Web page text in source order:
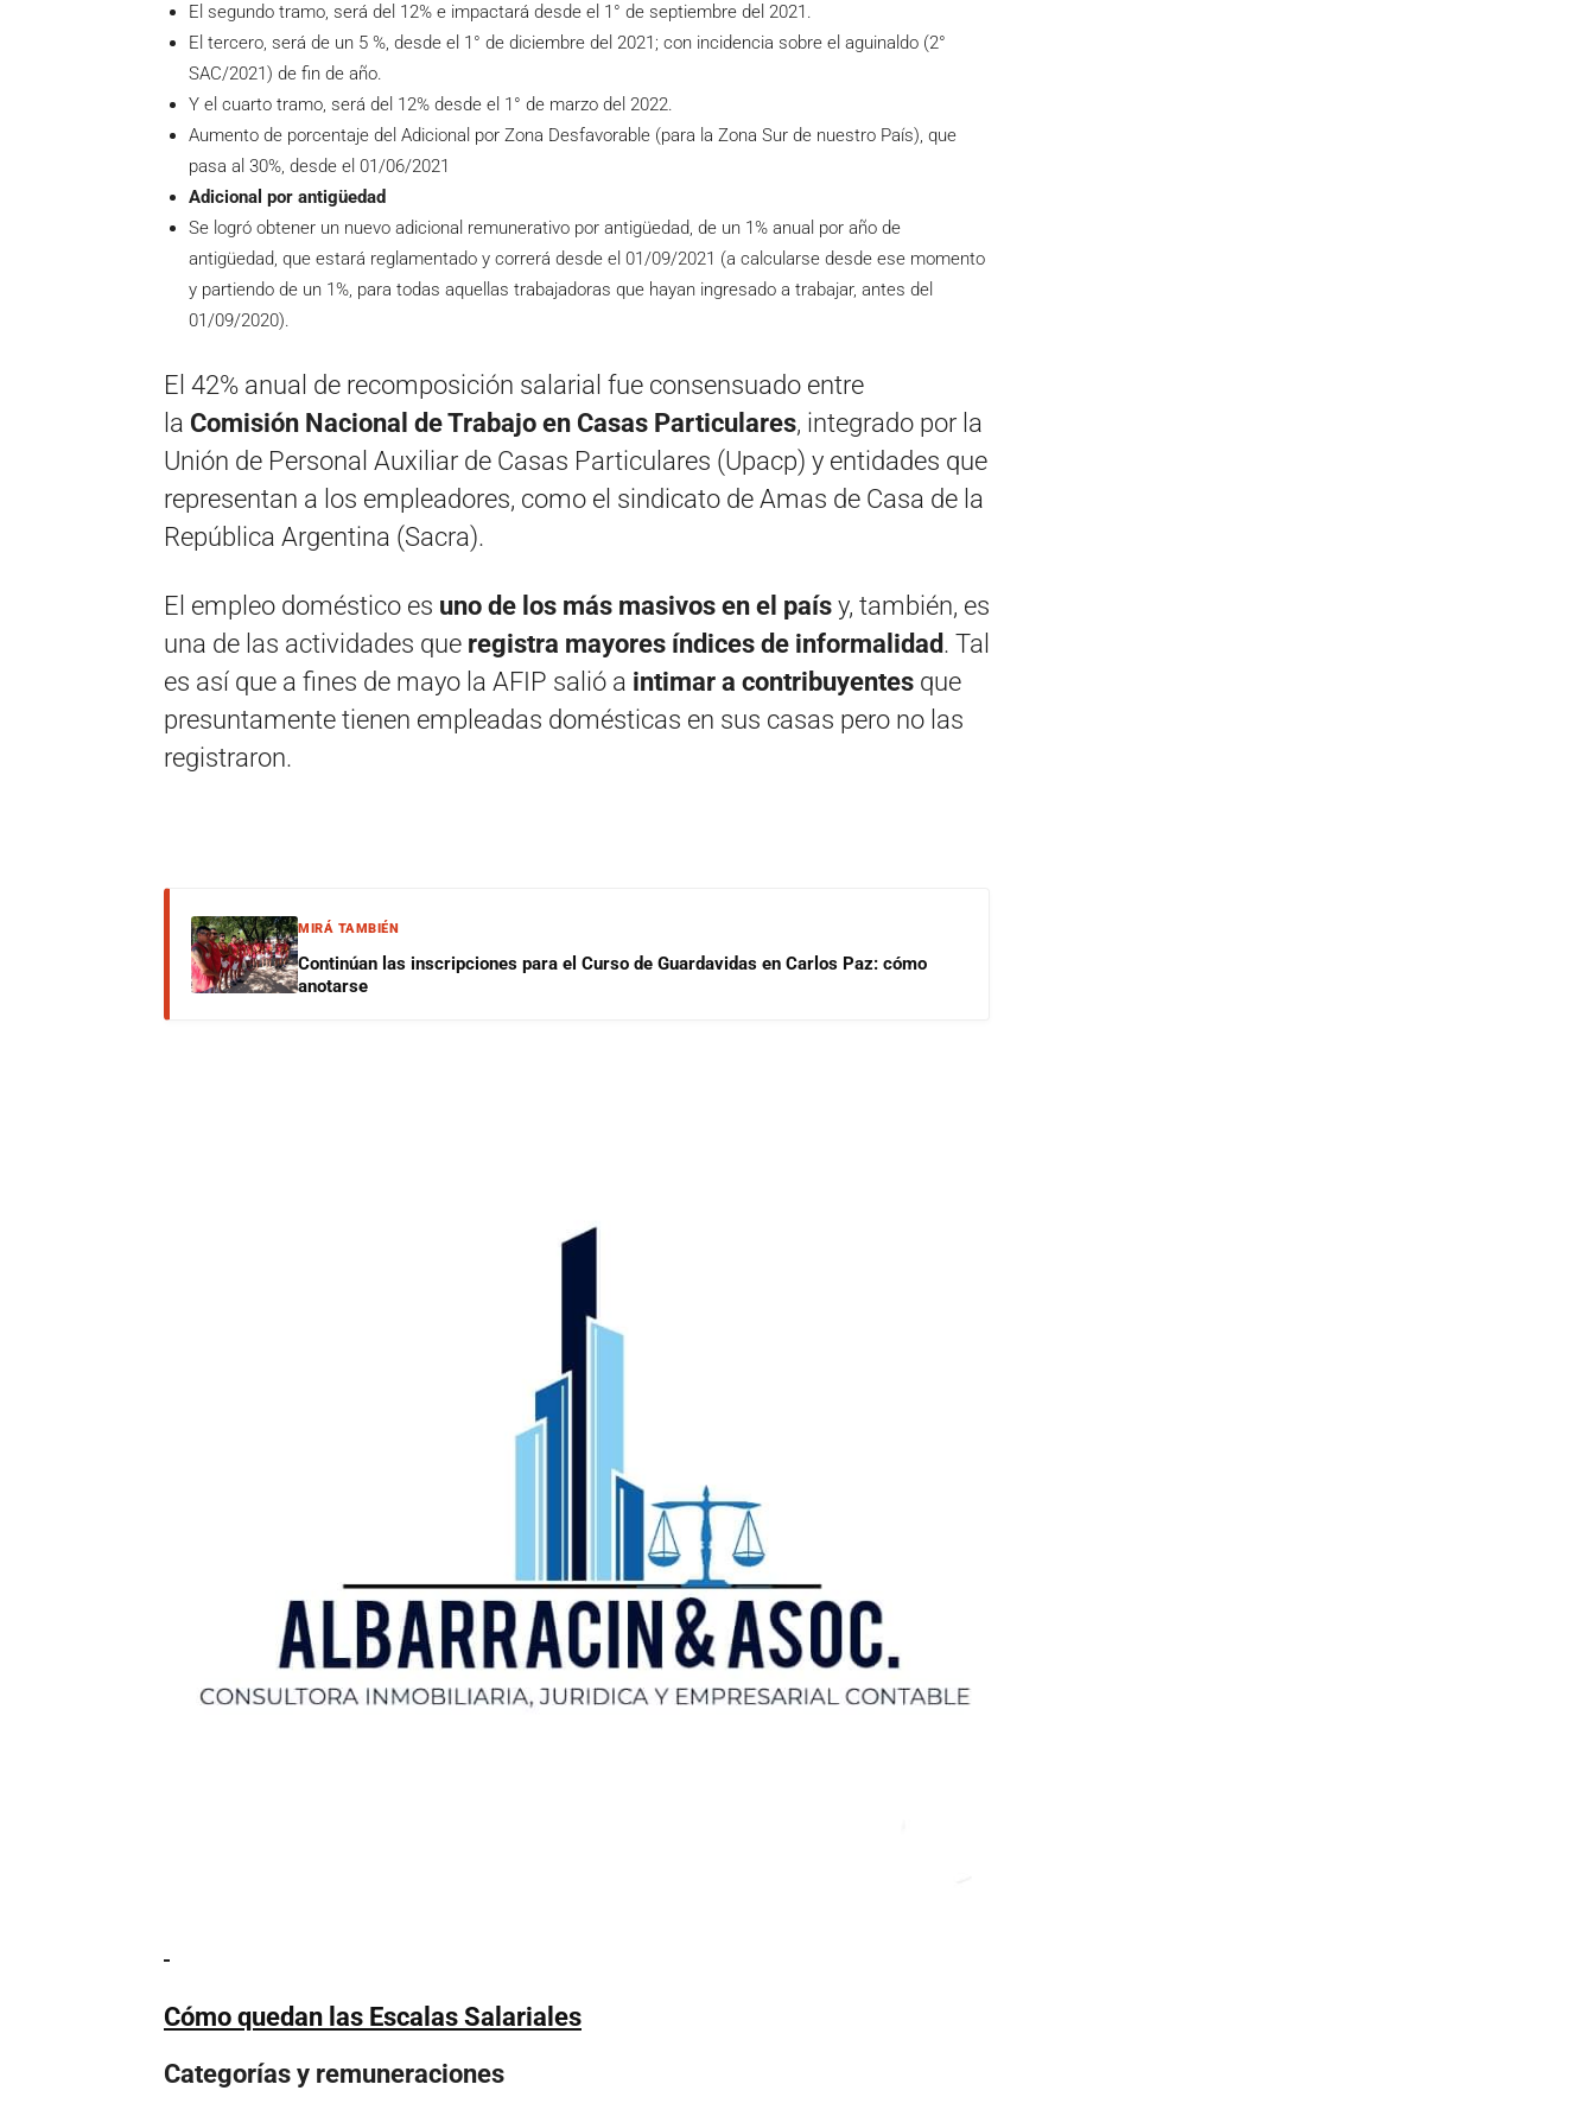
El segundo tramo, será del 12% e impactará desde el 1° de septiembre del 2021.
El tercero, será de un 5 %, desde el 1° de diciembre del 2021; con incidencia sobre el aguinaldo (2°
SAC/2021) de fin de año.
Y el cuarto tramo, será del 12% desde el 1° de marzo del 2022.
Aumento de porcentaje del Adicional por Zona Desfavorable (para la Zona Sur de nuestro País), que
pasa al 30%, desde el 01/06/2021
Adicional por antigüedad
Se logró obtener un nuevo adicional remunerativo por antigüedad, de un 1% anual por año de
antigüedad, que estará reglamentado y correrá desde el 01/09/2021 (a calcularse desde ese momento
y partiendo de un 1%, para todas aquellas trabajadoras que hayan ingresado a trabajar, antes del
01/09/2020).
El 42% anual de recomposición salarial fue consensuado entre
la Comisión Nacional de Trabajo en Casas Particulares, integrado por la
Unión de Personal Auxiliar de Casas Particulares (Upacp) y entidades que
representan a los empleadores, como el sindicato de Amas de Casa de la
República Argentina (Sacra).
El empleo doméstico es uno de los más masivos en el país y, también, es
una de las actividades que registra mayores índices de informalidad. Tal
es así que a fines de mayo la AFIP salió a intimar a contribuyentes que
presuntamente tienen empleadas domésticas en sus casas pero no las
registraron.
MIRÁ TAMBIÉN
Continúan las inscripciones para el Curso de Guardavidas en Carlos Paz: cómo
anotarse
Cómo quedan las Escalas Salariales
Categorías y remuneraciones